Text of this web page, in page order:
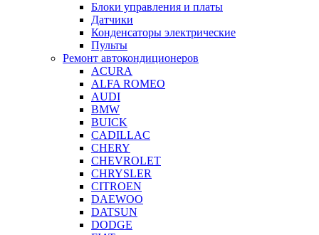
Блоки управления и платы
Датчики
Конденсаторы электрические
Пульты
Ремонт автокондиционеров
ACURA
ALFA ROMEO
AUDI
BMW
BUICK
CADILLAC
CHERY
CHEVROLET
CHRYSLER
CITROEN
DAEWOO
DATSUN
DODGE